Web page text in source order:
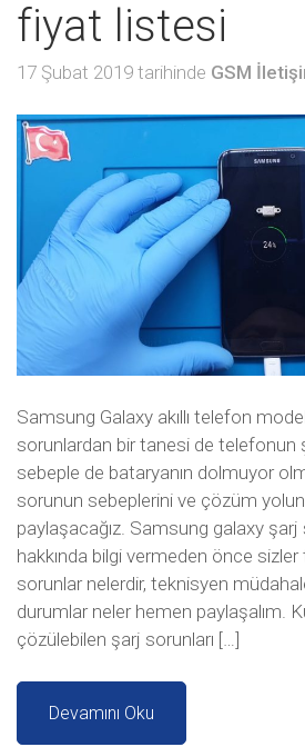
fiyat listesi
17 Şubat 2019 tarihinde GSM
Samsung Galaxy akıllı telefon
sorunlardan bir tanesi de telefonun
sebeple de bataryanın dolmuyor
sorunun sebeplerini ve çözüm
paylaşacağız. Samsung galaxy
hakkında bilgi vermeden önce
sorunlar nelerdir, teknisyen
durumlar neler hemen paylaşalım.
çözülebilen şarj sorunları […]
Devamını Oku